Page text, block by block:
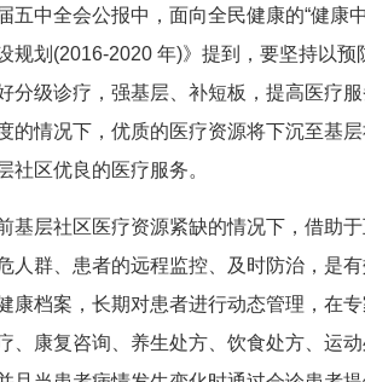
五中全会公报中，面向全民健康的“健康
规划(2016-2020 年)》提到，要坚持以
分级诊疗，强基层、补短板，提高医疗
的情况下，优质的医疗资源将下沉至基
社区优良的医疗服务。
层社区医疗资源紧缺的情况下，借助于
人群、患者的远程监控、及时防治，是
康档案，长期对患者进行动态管理，在
、康复咨询、养生处方、饮食处方、运